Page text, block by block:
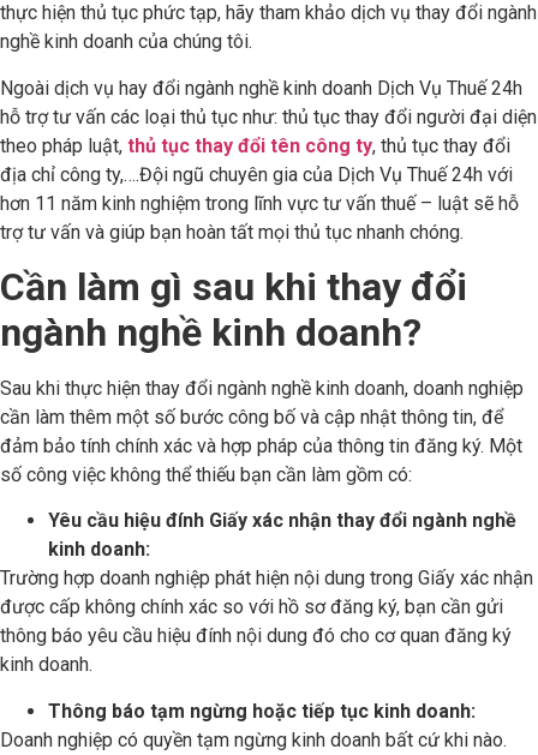
thực hiện thủ tục phức tạp, hãy tham khảo dịch vụ thay đổi ngành
nghề kinh doanh của chúng tôi.
Ngoài dịch vụ hay đổi ngành nghề kinh doanh Dịch Vụ Thuế 24h
hỗ trợ tư vấn các loại thủ tục như: thủ tục thay đổi người đại diện
theo pháp luật, thủ tục thay đổi tên công ty, thủ tục thay đổi
địa chỉ công ty,….Đội ngũ chuyên gia của Dịch Vụ Thuế 24h với
hơn 11 năm kinh nghiệm trong lĩnh vực tư vấn thuế – luật sẽ hỗ
trợ tư vấn và giúp bạn hoàn tất mọi thủ tục nhanh chóng.
Cần làm gì sau khi thay đổi
ngành nghề kinh doanh?
Sau khi thực hiện thay đổi ngành nghề kinh doanh, doanh nghiệp
cần làm thêm một số bước công bố và cập nhật thông tin, để
đảm bảo tính chính xác và hợp pháp của thông tin đăng ký. Một
số công việc không thể thiếu bạn cần làm gồm có:
Yêu cầu hiệu đính Giấy xác nhận thay đổi ngành nghề
kinh doanh:
Trường hợp doanh nghiệp phát hiện nội dung trong Giấy xác nhận
được cấp không chính xác so với hồ sơ đăng ký, bạn cần gửi
thông báo yêu cầu hiệu đính nội dung đó cho cơ quan đăng ký
kinh doanh.
Thông báo tạm ngừng hoặc tiếp tục kinh doanh:
Doanh nghiệp có quyền tạm ngừng kinh doanh bất cứ khi nào.